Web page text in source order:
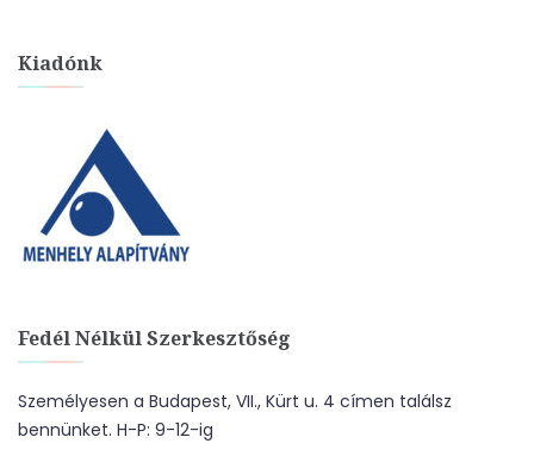
Kiadónk
Fedél Nélkül Szerkesztőség
Személyesen a Budapest, VII., Kürt u. 4 címen találsz
bennünket. H-P: 9-12-ig